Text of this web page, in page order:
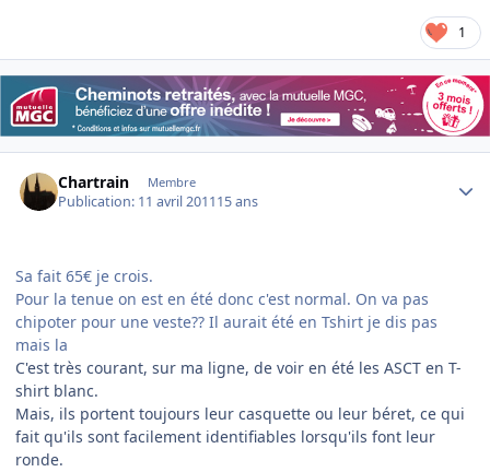
1
Chartrain Membre
Publication: 11 avril 201115 ans
Sa fait 65€ je crois.
Pour la tenue on est en été donc c'est normal. On va pas
chipoter pour une veste?? Il aurait été en Tshirt je dis pas
mais la
C'est très courant, sur ma ligne, de voir en été les ASCT en T-
shirt blanc.
Mais, ils portent toujours leur casquette ou leur béret, ce qui
fait qu'ils sont facilement identifiables lorsqu'ils font leur
ronde.